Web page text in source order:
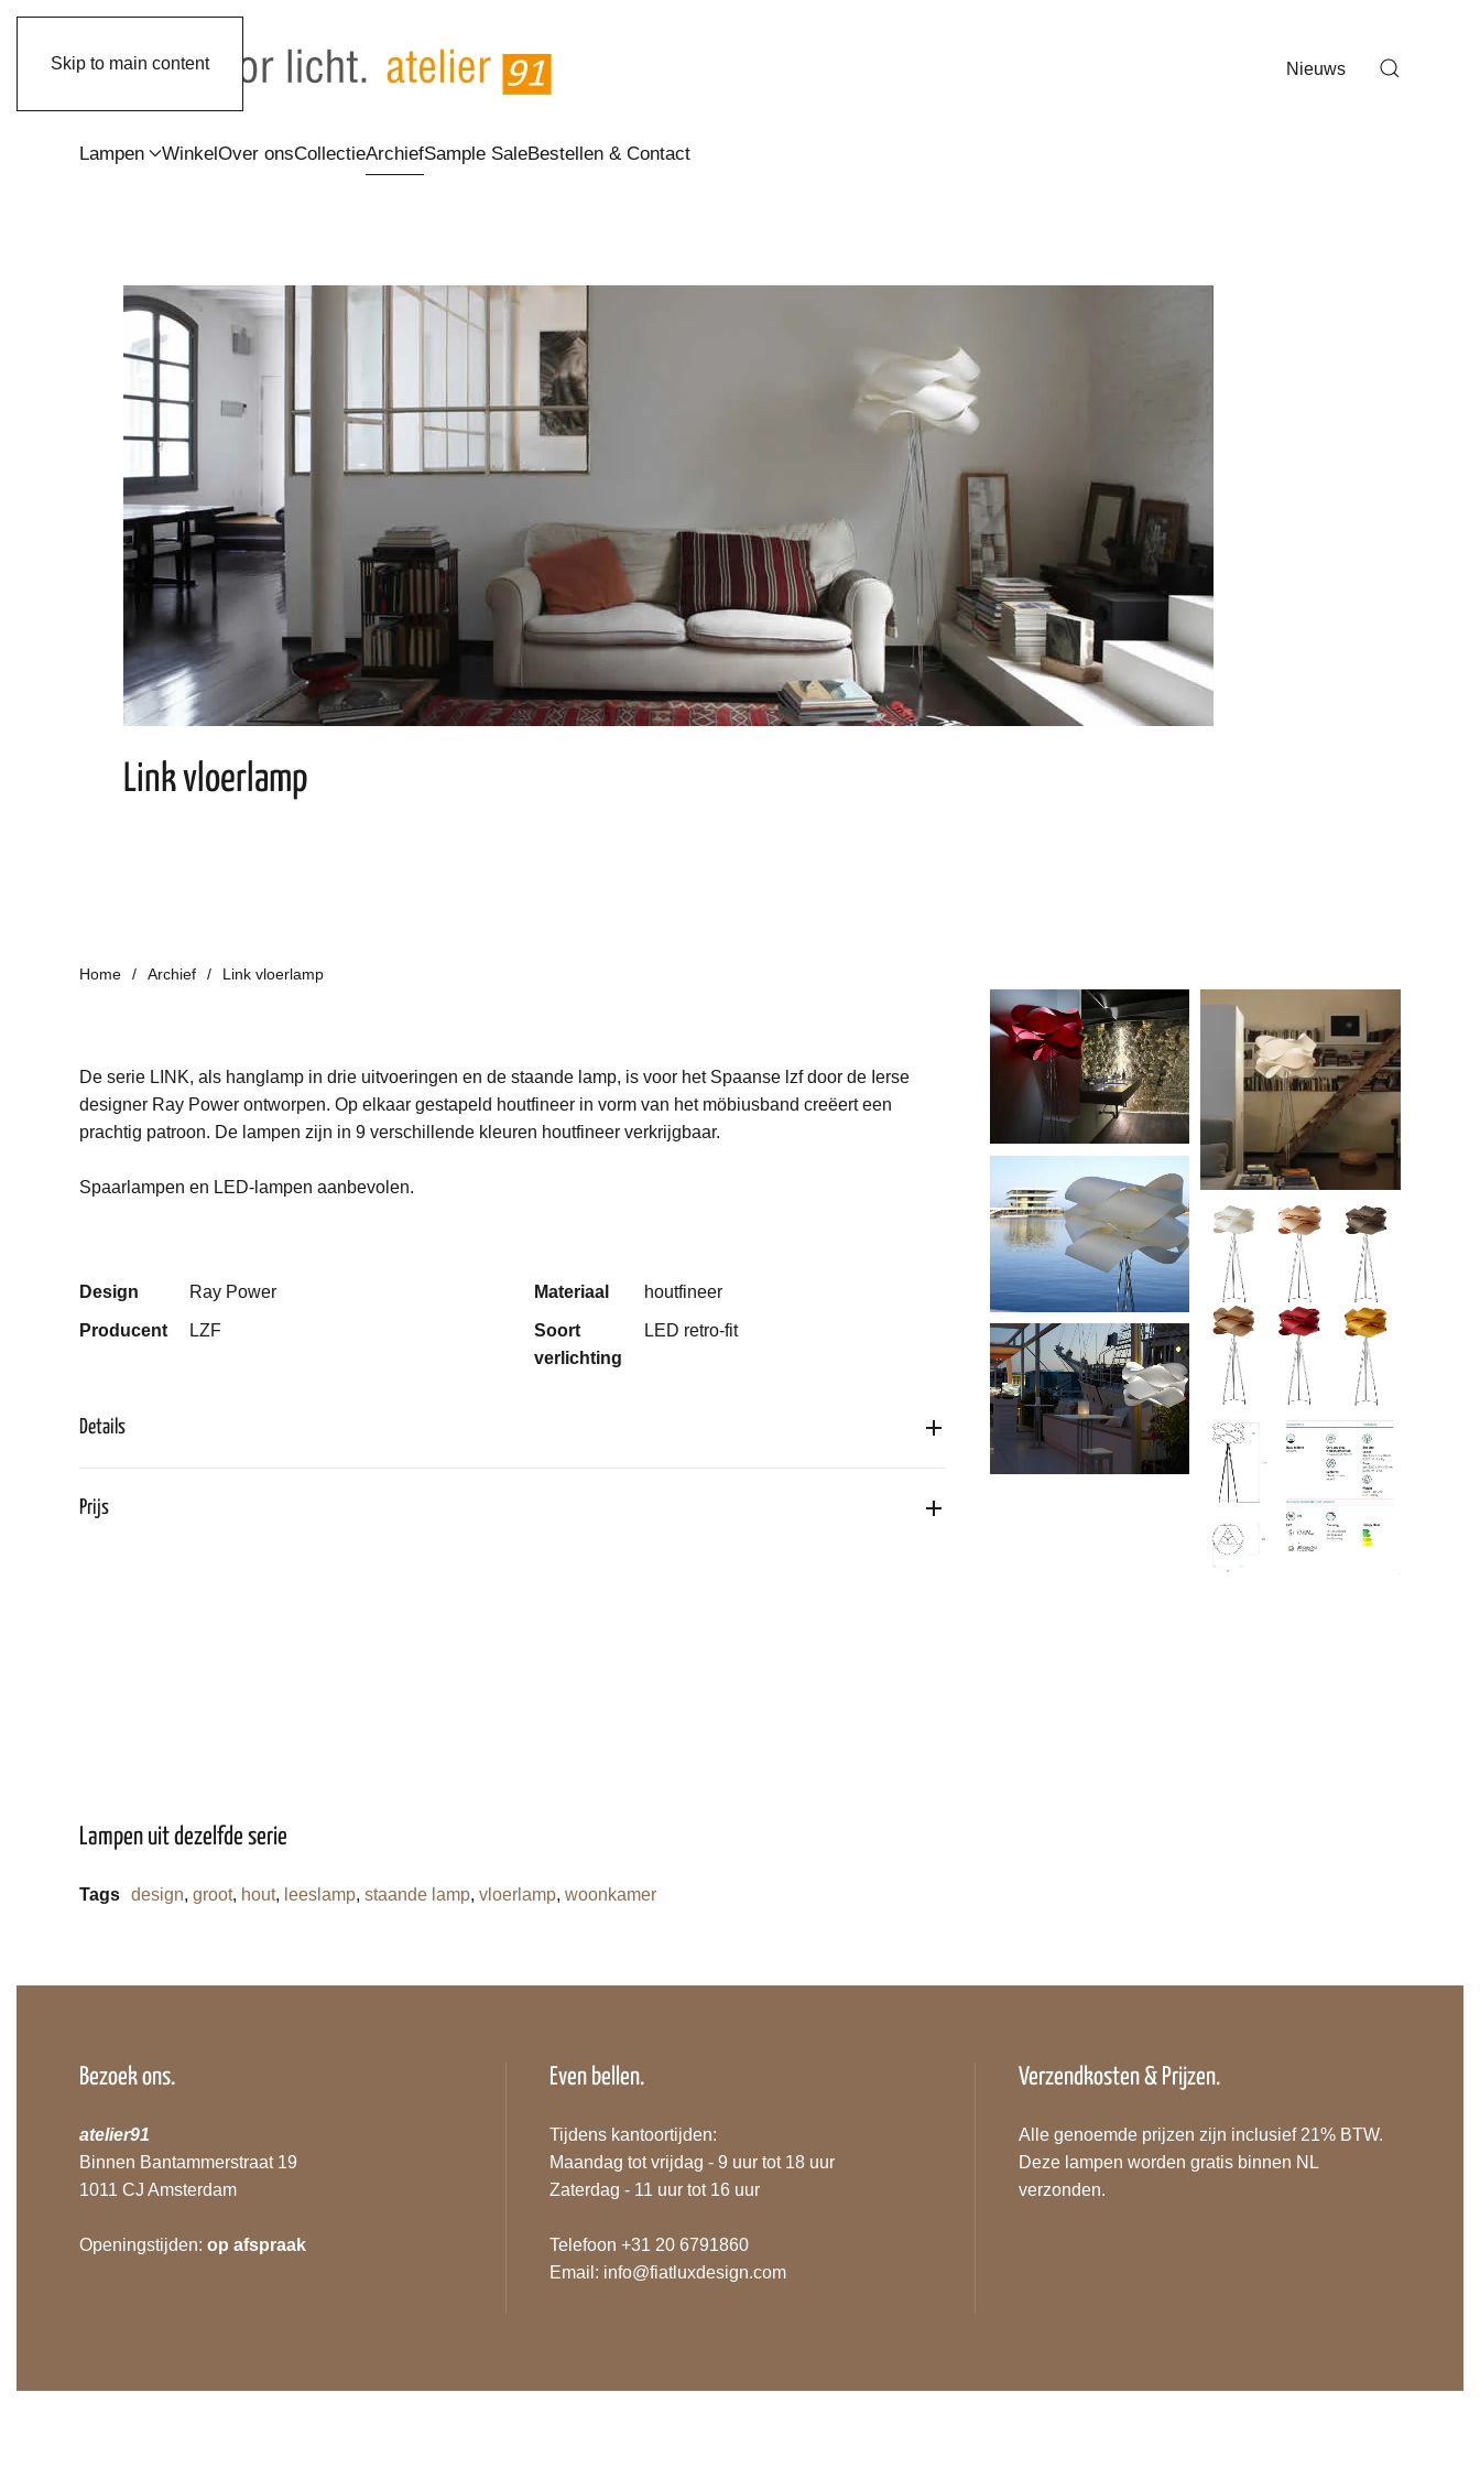
Skip to main content Nieuws
Lampen WinkelOver onsCollectieArchiefSample SaleBestellen & Contact
Link vloerlamp
Home Archief Link vloerlamp
De serie LINK, als hanglamp in drie uitvoeringen en de staande lamp, is voor het Spaanse lzf door de Ierse
designer Ray Power ontworpen. Op elkaar gestapeld houtfineer in vorm van het möbiusband creëert een
prachtig patroon. De lampen zijn in 9 verschillende kleuren houtfineer verkrijgbaar.
Spaarlampen en LED-lampen aanbevolen.
Design Ray Power
Producent LZF
Materiaal houtfineer
Soort
verlichting
LED retro-fit
Details
Prijs
Lampen uit dezelfde serie
Tags design, groot, hout, leeslamp, staande lamp, vloerlamp, woonkamer
Bezoek ons.
atelier91
Binnen Bantammerstraat 19
1011 CJ Amsterdam
Openingstijden:op afspraak
Even bellen.
Tijdens kantoortijden:
Maandag tot vrijdag - 9 uur tot 18 uur
Zaterdag - 11 uur tot 16 uur
Telefoon +31 20 6791860
Email: info@fiatluxdesign.com
Verzendkosten & Prijzen.
Alle genoemde prijzen zijn inclusief 21% BTW.
Deze lampen worden gratis binnen NL
verzonden.